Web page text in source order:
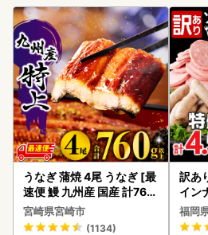
うなぎ 蒲焼 4尾 うなぎ [最
速便 鰻 九州産 国産 計760
g以上]
宮崎県宮崎市
(1134)
訳あ
イン
福岡